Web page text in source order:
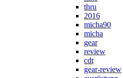
thru
2016
micha90
micha
gear
review
cdt
gear-review